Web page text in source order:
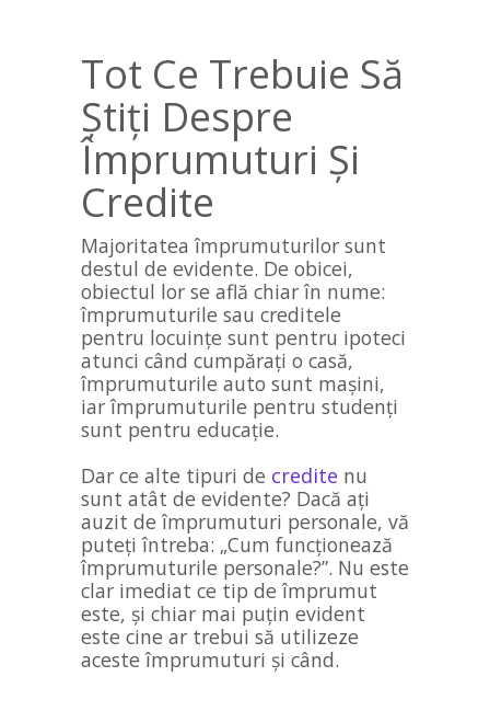
Tot Ce Trebuie Să
Știți Despre
Împrumuturi Și
Credite
Majoritatea împrumuturilor sunt
destul de evidente. De obicei,
obiectul lor se află chiar în nume:
împrumuturile sau creditele
pentru locuințe sunt pentru ipoteci
atunci când cumpărați o casă,
împrumuturile auto sunt mașini,
iar împrumuturile pentru studenți
sunt pentru educație.
Dar ce alte tipuri de credite nu
sunt atât de evidente? Dacă ați
auzit de împrumuturi personale, vă
puteți întreba: „Cum funcționează
împrumuturile personale?”. Nu este
clar imediat ce tip de împrumut
este, și chiar mai puțin evident
este cine ar trebui să utilizeze
aceste împrumuturi și când.